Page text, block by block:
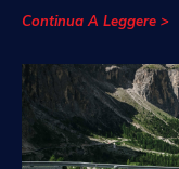
Continua A Leggere >